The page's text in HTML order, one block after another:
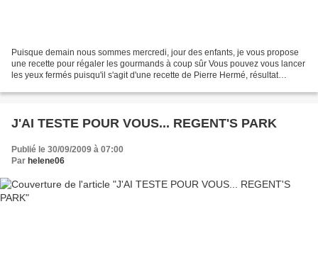
Puisque demain nous sommes mercredi, jour des enfants, je vous propose
une recette pour régaler les gourmands à coup sûr Vous pouvez vous lancer
les yeux fermés puisqu'il s'agit d'une recette de Pierre Hermé, résultat
J'AI TESTE POUR VOUS... REGENT'S PARK
Publié le 30/09/2009 à 07:00
Par helene06